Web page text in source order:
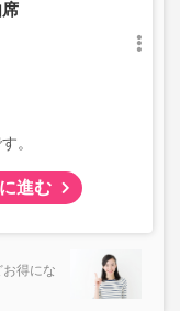
。
進む
お得にな